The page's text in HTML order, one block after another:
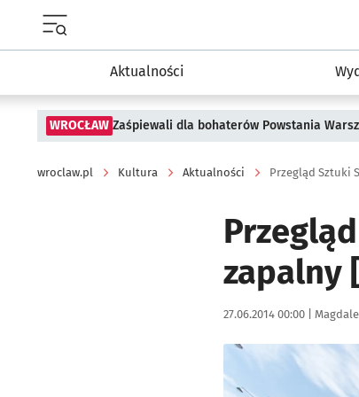
Aktualności
WROCŁAW Zaśpiewali dla bohaterów Powstania
wroclaw.pl Kultura Aktualności Przegląd Sztuki
zapalny
Data publikacji:
27.06.2014 00:00 | Autor:
Kliknij, aby